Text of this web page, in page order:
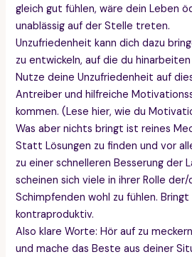
gleich gut fühlen, wäre dein Leben
unablässig auf der Stelle treten.
Unzufriedenheit kann dich dazu
zu entwickeln, auf die du
Nutze deine Unzufriedenheit auf
Antreiber und hilfreiche
kommen. (Lese hier, wie du
Was aber nichts bringt ist reines
Statt Lösungen zu finden und vor
zu einer schnelleren Besserung der
scheinen sich viele in ihrer Rolle
Schimpfenden wohl zu fühlen.
kontraproduktiv.
Also klare Worte: Hör auf zu
und mache das Beste aus deiner